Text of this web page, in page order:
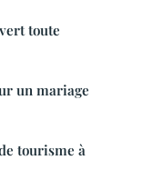
toute
un mariage
tourisme à